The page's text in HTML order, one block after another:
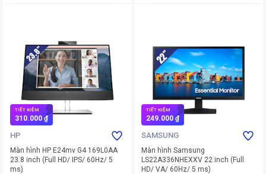
TIẾT KIỆM
310.000 ₫
HP
Màn hình HP E24mv G4 169L0AA
23.8 inch (Full HD/ IPS/ 60Hz/ 5
ms)
TIẾT KIỆM
249.000 ₫
SAMSUNG
Màn hình Samsung
LS22A336NHEXXV 22 inch (Full
HD/ VA/ 60Hz/ 5 ms)